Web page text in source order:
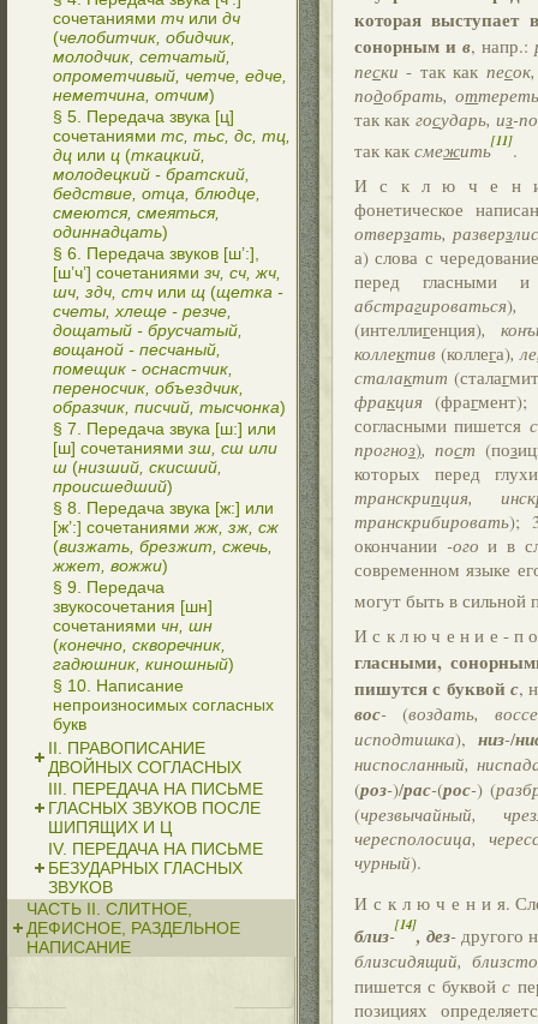
сочетаниями тч или дч
(челобитчик, обидчик,
молодчик, сетчатый,
опрометчивый, четче, едче,
неметчина, отчим)
§ 5. Передача звука [ц]
сочетаниями тс, тьс, дс, тц,
дц или ц (ткацкий,
молодецкий - братский,
бедствие, отца, блюдце,
смеются, смеяться,
одиннадцать)
§ 6. Передача звуков [ш’:],
[ш’ч’] сочетаниями зч, сч, жч,
шч, здч, стч или щ (щетка -
счеты, хлеще - резче,
дощатый - брусчатый,
вощаной - песчаный,
помещик - оснастчик,
переносчик, объездчик,
образчик, писчий, тысчонка)
§ 7. Передача звука [ш:] или
[ш] сочетаниями зш, сш или
ш (низший, скисший,
происшедший)
§ 8. Передача звука [ж:] или
[ж’:] сочетаниями жж, зж, сж
(визжать, брезжит, сжечь,
жжет, вожжи)
§ 9. Передача
звукосочетания [шн]
сочетаниями чн, шн
(конечно, скворечник,
гадюшник, киношный)
§ 10. Написание
непроизносимых согласных
букв
II. ПРАВОПИСАНИЕ
ДВОЙНЫХ СОГЛАСНЫХ
III. ПЕРЕДАЧА НА ПИСЬМЕ
ГЛАСНЫХ ЗВУКОВ ПОСЛЕ
ШИПЯЩИХ И Ц
IV. ПЕРЕДАЧА НА ПИСЬМЕ
БЕЗУДАРНЫХ ГЛАСНЫХ
ЗВУКОВ
ЧАСТЬ II. СЛИТНОЕ,
ДЕФИСНОЕ, РАЗДЕЛЬНОЕ
НАПИСАНИЕ
которая
сонорным и в, напр.:
пески - так как пес
подобрать, от
так как государь, из-
так как смежить[11].
И с к л ю ч е н и я:
фонетическое
отверзать, разверз
а) слова с
перед
абстрагироваться),
(интеллигенция),
коллектив (коллега), ле
сталактит (сталаг
фракция (фраг
согласными пишется
прогноз), пост (поз
которых перед
транскрипция,
транскрибировать);
окончании -ого и в
современном языке
могут быть в сильной
И с к л ю ч е н и е - п
гласными,
пишутся с буквой с,
вос- (воздать,
исподтишка),низ-/
ниспосланный,
(роз-)/рас-(рос-) (
(чрезвычайный,
чересполосица,
чурный).
И с к л ю ч е н и я.
близ-[14], дез- другого
близсидящий,
пишется с буквойс
позициях